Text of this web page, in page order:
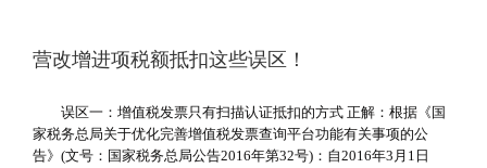
营改增进项税额抵扣这些误区！
误区一：增值税发票只有扫描认证抵扣的方式 正解：根据《国
家税务总局关于优化完善增值税发票查询平台功能有关事项的公
告》(文号：国家税务总局公告2016年第32号)：自2016年3月1日